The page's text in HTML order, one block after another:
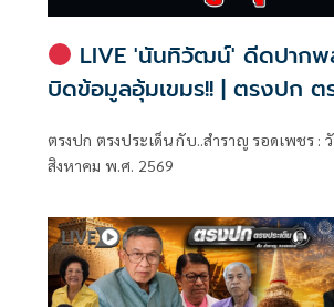
LIVE 'นันทิวัฒน์' ดีดปากพ
บิดข้อมูลอุ้มเขมร!! | ตรงปก ตรงประเด็น
กับ..สำราญ รอดเพชร
ตรงปก ตรงประเด็น กับ..สำราญ รอดเพชร :
สิงหาคม พ.ศ. 2569